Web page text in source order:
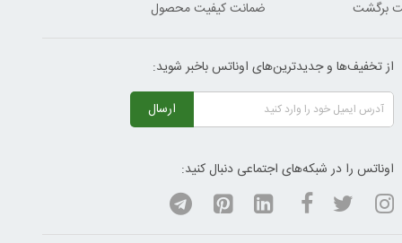
ضمانت کیفیت محصول
از تخفیف‌ها و جدیدترین‌های اوناتس باخبر شوید:
ارسال
اوناتس را در شبکه‌های اجتماعی دنبال کنید: